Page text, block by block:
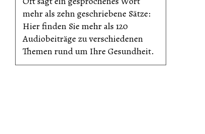
mehr als zehn geschriebene Sätze:
Hier finden Sie mehr als 120
Audiobeiträge zu verschiedenen
Themen rund um Ihre Gesundheit.